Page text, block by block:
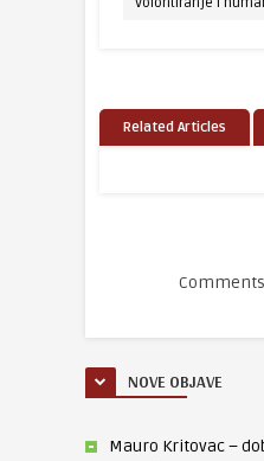
Related Articles
NOVE OBJAVE
Mauro Kritovac –